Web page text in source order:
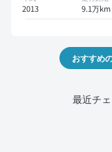
2013 9.1万km
おすすめ
最近チ